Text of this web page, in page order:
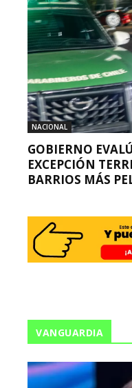
NACIONAL
GOBIERNO
EXCEPCIÓN
BARRIOS MÁS
VANGUARDIA